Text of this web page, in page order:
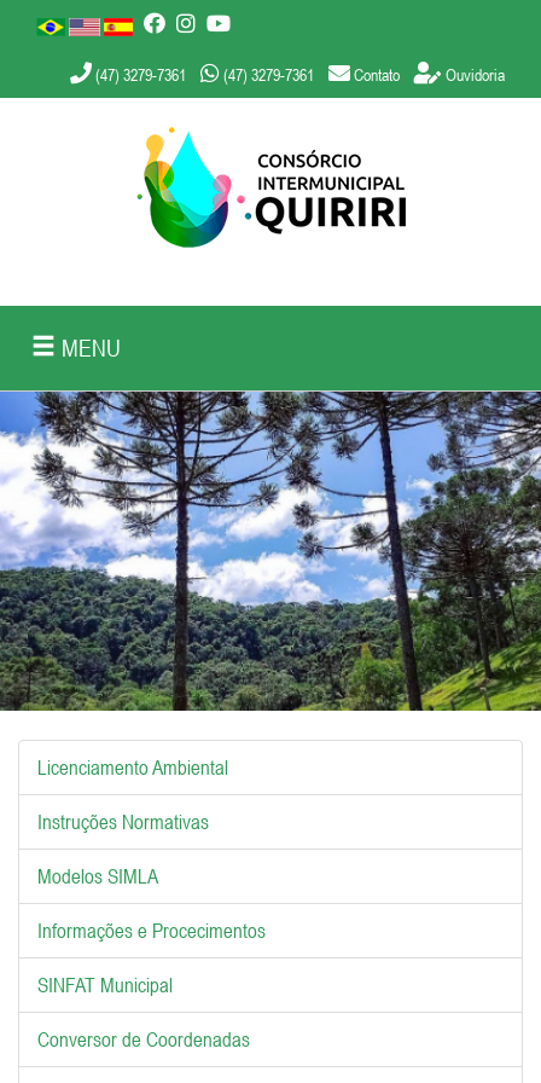
(47) 3279-7361 (47) 3279-7361 Contato Ouvidoria
MENU
Licenciamento Ambiental
Instruções Normativas
Modelos SIMLA
Informações e Procecimentos
SINFAT Municipal
Conversor de Coordenadas